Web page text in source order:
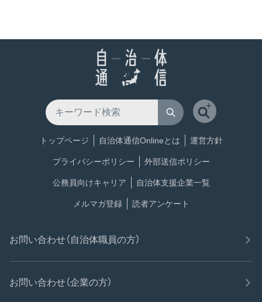
トップページ 自治体通信Onlineとは 運営方針
プライバシーポリシー 外部送信ポリシー
公務員向けキャリア 自治体支援企業一覧
メルマガ登録 読者アンケート
お問い合わせ（自治体職員の方）
お問い合わせ（企業の方）